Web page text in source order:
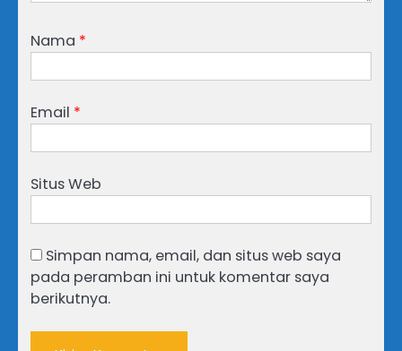
Nama *
Email *
Situs Web
Simpan nama, email, dan situs web saya
pada peramban ini untuk komentar saya
berikutnya.